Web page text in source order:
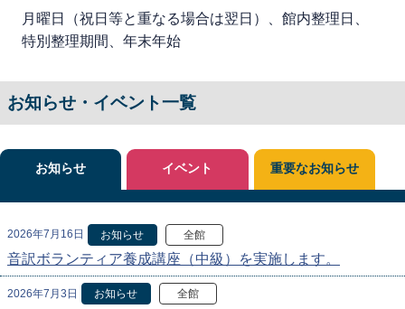
月曜日（祝日等と重なる場合は翌日）、館内整理日、
特別整理期間、年末年始
お知らせ・イベント一覧
お知らせ
2026年7月16日 お知らせ 全館
音訳ボランティア養成講座（中級）を実施します。
2026年7月3日 お知らせ 全館
イベント 重要なお知らせ